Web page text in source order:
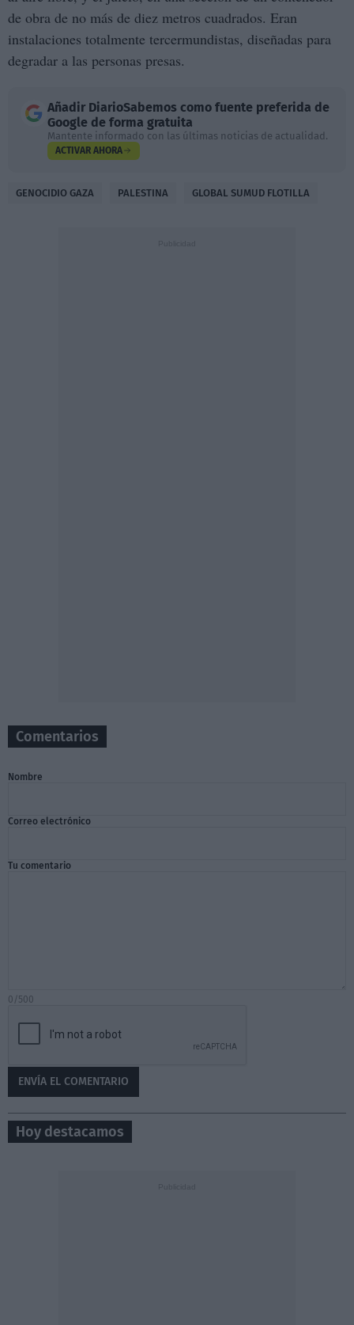
de obra de no más de diez metros cuadrados. Eran
instalaciones totalmente tercermundistas, diseñadas para
degradar a las personas presas.
Añadir DiarioSabemos como fuente preferida de
Google de forma gratuita
Mantente informado con las últimas noticias de actualidad.
ACTIVAR AHORA
GENOCIDIO GAZA PALESTINA GLOBAL SUMUD FLOTILLA
Comentarios
Nombre
Correo electrónico
Tu comentario
0/500
Hoy destacamos